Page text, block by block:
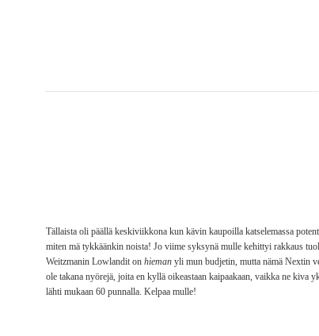
Tällaista oli päällä keskiviikkona kun kävin kaupoilla katselemassa
miten mä tykkäänkin noista! Jo viime syksynä mulle kehittyi rakkaus
Weitzmanin Lowlandit on hieman yli mun budjetin, mutta nämä Nextin
ole takana nyörejä, joita en kyllä oikeastaan kaipaakaan, vaikka ne
lähti mukaan 60 punnalla. Kelpaa mulle!